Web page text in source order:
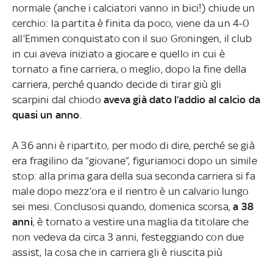
normale (anche i calciatori vanno in bici!) chiude un
cerchio: la partita è finita da poco, viene da un 4-0
all’Emmen conquistato con il suo Groningen, il club
in cui aveva iniziato a giocare e quello in cui è
tornato a fine carriera, o meglio, dopo la fine della
carriera, perché quando decide di tirar giù gli
scarpini dal chiodo aveva già dato l’addio al calcio da
quasi un anno
A 36 anni è ripartito, per modo di dire, perché se già
era fragilino da “giovane”, figuriamoci dopo un simile
stop: alla prima gara della sua seconda carriera si fa
male dopo mezz’ora e il rientro è un calvario lungo
sei mesi. Conclusosi quando, domenica scorsa,a 38
anni, è tornato a vestire una maglia da titolare che
non vedeva da circa 3 anni, festeggiando con due
assist, la cosa che in carriera gli è riuscita più